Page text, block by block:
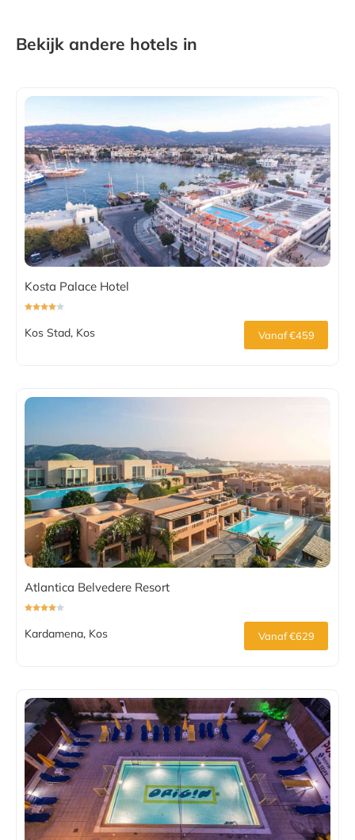
Bekijk andere hotels in
Kosta Palace Hotel
Kos Stad, Kos Vanaf €459
Atlantica Belvedere Resort
Kardamena, Kos Vanaf €629